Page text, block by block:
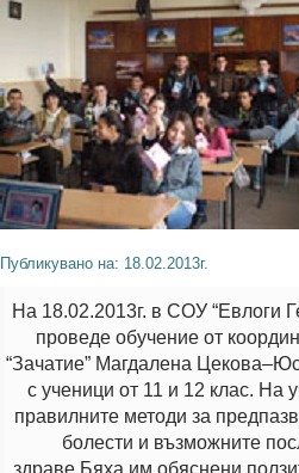
Публикувано на: 18.02.2013г.
На 18.02.2013г. в СОУ “Евлоги
проведе обучение от
“Зачатие” Магдалена
с ученици от 11 и 12 клас. На
правилните методи за
болести и възможните
здраве.Бяха им обяснени